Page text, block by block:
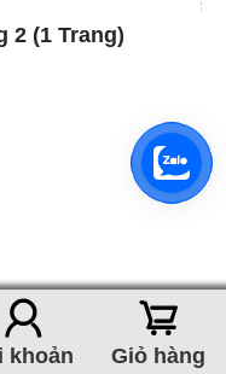
󰃳
khoản
󰃦
Giỏ hàng
2 (1 Trang)